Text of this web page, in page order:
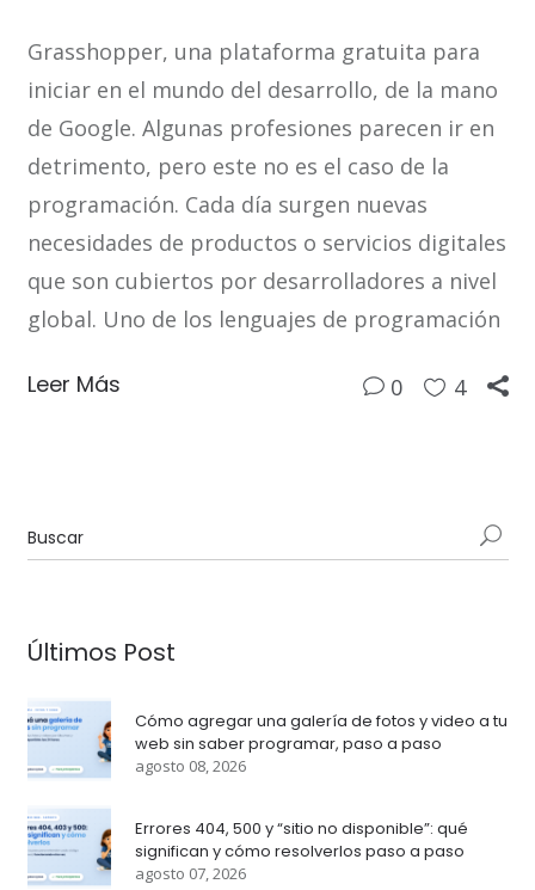
Grasshopper, una plataforma gratuita para
iniciar en el mundo del desarrollo, de la mano
de Google. Algunas profesiones parecen ir en
detrimento, pero este no es el caso de la
programación. Cada día surgen nuevas
necesidades de productos o servicios digitales
que son cubiertos por desarrolladores a nivel
global. Uno de los lenguajes de programación
Leer Más 0 4
Últimos Post
Cómo agregar una galería de fotos y video a tu
web sin saber programar, paso a paso
agosto 08, 2026
Errores 404, 500 y “sitio no disponible”: qué
significan y cómo resolverlos paso a paso
agosto 07, 2026